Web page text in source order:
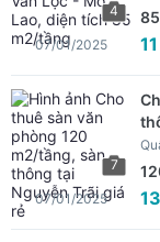
4
07/01/2025
7
07/01/2025